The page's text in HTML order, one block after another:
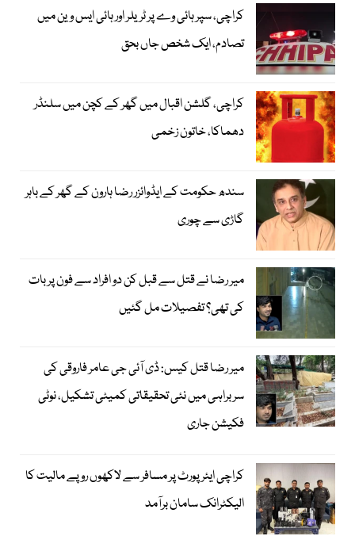
کراچی، سپر ہائی وے پر ٹریلر اور ہائی ایس وین میں
تصادم، ایک شخص جاں بحق
کراچی، گلشن اقبال میں گھر کے کچن میں سلنڈر
دھماکا، خاتون زخمی
سندھ حکومت کے ایڈوائزر رضا ہارون کے گھر کے باہر
گاڑی سے چوری
میر رضا نے قتل سے قبل کن دو افراد سے فون پر بات
کی تھی؟ تفصیلات مل گئیں
میر رضا قتل کیس: ڈی آئی جی عامر فاروقی کی
سربراہی میں نئی تحقیقاتی کمیٹی تشکیل، نوٹی
فکیشن جاری
کراچی ایئرپورٹ پر مسافر سے لاکھوں روپے مالیت کا
الیکٹرانک سامان برآمد